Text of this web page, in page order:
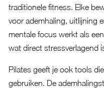
traditionele fitness. Elke
voor ademhaling, uitlijning
mentale focus werkt als
wat direct stressverlagend
Pilates geeft je ook tools
gebruiken. De